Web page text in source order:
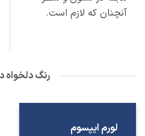
آنچنان که لازم است.
رنگ دلخواه در
لورم ایپسوم